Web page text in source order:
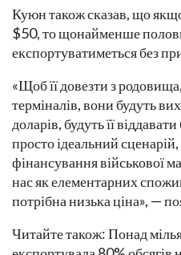
Куюн також сказав, що
$50, то щонайменше
експортуватиметься без
«Щоб її довезти з
терміналів, вони будуть
доларів, будуть її
просто ідеальний
фінансування військової
нас як елементарних
потрібна низька ціна», —
Читайте також: Понад